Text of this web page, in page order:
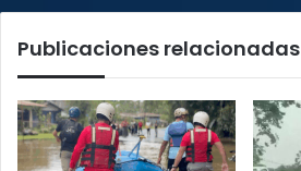
ante
Publicaciones relacionadas